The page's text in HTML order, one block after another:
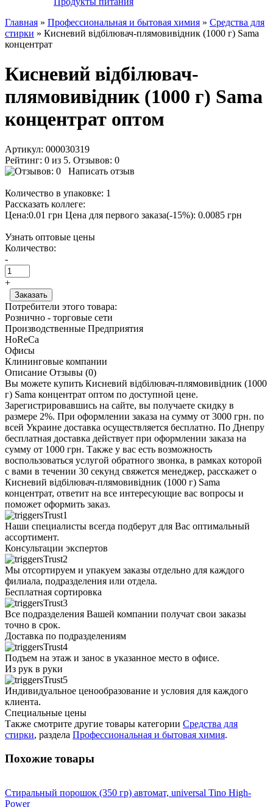
Главная » Профессиональная и бытовая химия » Средства для
стирки » Кисневий відбілювач-плямовивідник (1000 г) Sama
концентрат
Кисневий відбілювач-
плямовивідник (1000 г) Sama
концентрат оптом
Артикул: 000030319
Рейтинг: 0 из 5. Отзывов: 0
Написать отзыв
Количество в упаковке: 1
Рассказать коллеге:
Цена:0.01 грн Цена для первого заказа(-15%): 0.0085 грн
Узнать оптовые цены
Количество:
-
+
Потребители этого товара:
Рознично - торговые сети
Производственные Предприятия
HoReCa
Офисы
Клининговые компании
Описание Отзывы (0)
Вы можете купить Кисневий відбілювач-плямовивідник (1000
г) Sama концентрат оптом по доступной цене.
Зарегистрировавшись на сайте, вы получаете скидку в
размере 2%. При оформлении заказа на сумму от 3000 грн. по
всей Украине доставка осуществляется бесплатно. По Днепру
бесплатная доставка действует при оформлении заказа на
сумму от 1000 грн. Также у вас есть возможность
воспользоваться услугой обратного звонка, в рамках которой
с вами в течении 30 секунд свяжется менеджер, расскажет о
Кисневий відбілювач-плямовивідник (1000 г) Sama
концентрат, ответит на все интересующие вас вопросы и
поможет оформить заказ.
Наши специалисты всегда подберут для Вас оптимальный
ассортимент.
Консультации экспертов
Мы отсортируем и упакуем заказы отдельно для каждого
филиала, подразделения или отдела.
Бесплатная сортировка
Все подразделения Вашей компании получат свои заказы
точно в срок.
Доставка по подразделениям
Подъем на этаж и занос в указанное место в офисе.
Из рук в руки
Индивидуальное ценообразование и условия для каждого
клиента.
Специальные цены
Также смотрите другие товары категории Средства для
стирки, раздела Профессиональная и бытовая химия.
Похожие товары
Стиральный порошок (350 гр) автомат, universal Tino High-
Power